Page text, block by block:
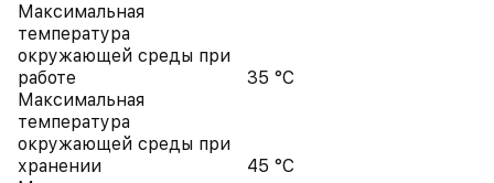
Максимальная
температура
окружающей среды при
работе
35 °C
Максимальная
температура
окружающей среды при
хранении
45 °C